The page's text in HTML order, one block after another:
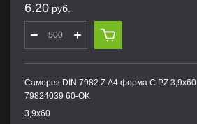
6.20 руб.
Саморез DIN 7982 Z А4 форма С PZ 3,9х60
79824039 60-OK
3,9х60